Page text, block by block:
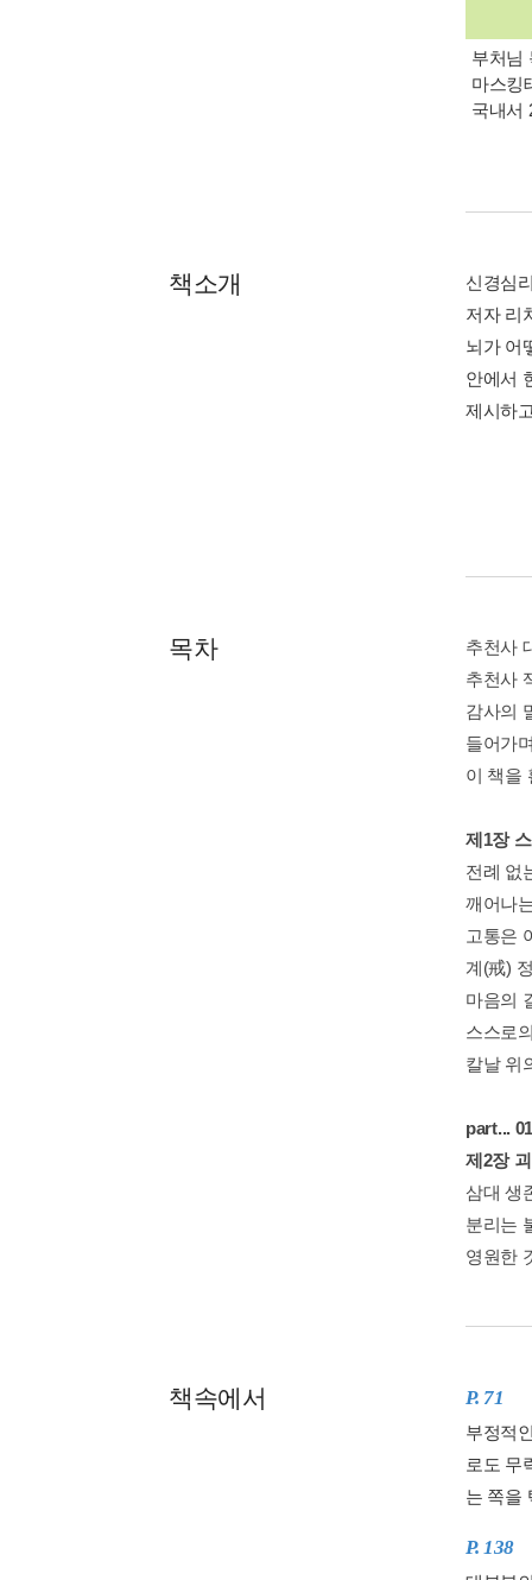
부처님
마스킹
국내서
책소개
신경심
저자 리
뇌가 어
안에서
제시하
목차
추천사
추천사
감사의
들어가
이 책을
제1장
전례 없
깨어나
고통은
계(戒)
마음의
스스로
칼날 위
part...
제2장
삼대 생
분리는
영원한
책속에서 P. 71
부정적
로도 무
는 쪽을
P. 138